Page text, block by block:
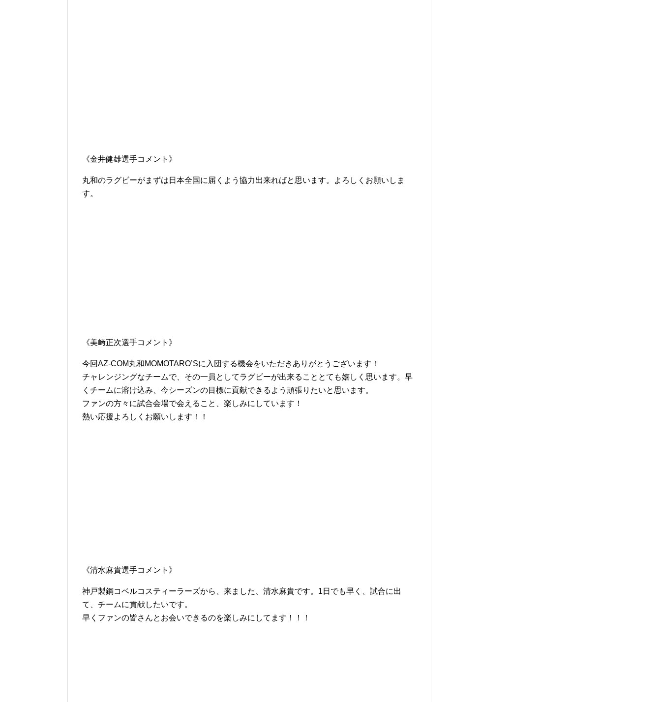
《金井健雄選手コメント》
丸和のラグビーがまずは日本全国に届くよう協力出来ればと思います。よろしくお願いしま
す。
《美﨑正次選手コメント》
今回AZ-COM丸和MOMOTARO’Sに入団する機会をいただきありがとうございます！
チャレンジングなチームで、その一員としてラグビーが出来ることとても嬉しく思います。早
くチームに溶け込み、今シーズンの目標に貢献できるよう頑張りたいと思います。
ファンの方々に試合会場で会えること、楽しみにしています！
熱い応援よろしくお願いします！！
《清水麻貴選手コメント》
神戸製鋼コベルコスティーラーズから、来ました、清水麻貴です。1日でも早く、試合に出
て、チームに貢献したいです。
早くファンの皆さんとお会いできるのを楽しみにしてます！！！